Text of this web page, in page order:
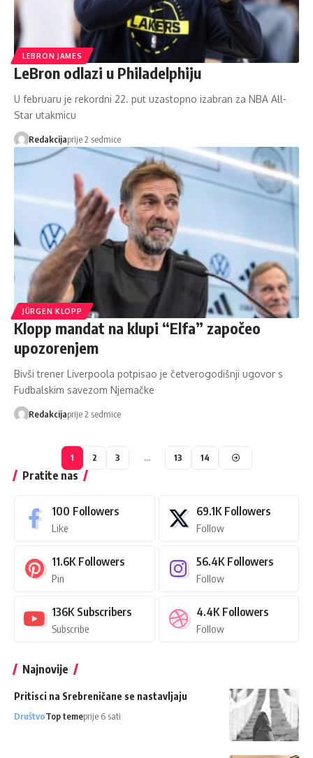
LEBRON JAMES
LeBron odlazi u Philadelphiju
U februaru je rekordni 22. put uzastopno izabran za NBA All-
Star utakmicu
Redakcijaprije 2 sedmice
JÜRGEN KLOPP
Klopp mandat na klupi “Elfa” započeo
upozorenjem
Bivši trener Liverpoola potpisao je četverogodišnji ugovor s
Fudbalskim savezom Njemačke
Redakcijaprije 2 sedmice
1 2 3 … 13 14
Pratite nas
100 Followers
Like
69.1K Followers
Follow
11.6K Followers
Pin
56.4K Followers
Follow
136K Subscribers
Subscribe
4.4K Followers
Follow
Najnovije
Pritisci na Srebreničane se nastavljaju
DruštvoTop temeprije 6 sati